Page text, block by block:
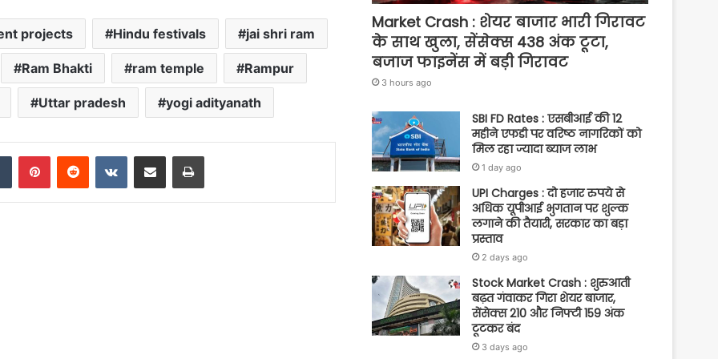
projects Hindu festivals jai shri ram
Ram Bhakti ram temple Rampur
Uttar pradesh yogi adityanath
Tumblr PinterestReddit VKontakteShare via Email Print
Market Crash : शेयर बाजार भारी गिरावट
के साथ खुला, सेंसेक्स 438 अंक टूटा,
बजाज फाइनेंस में बड़ी गिरावट
3 hours ago
SBI FD Rates : एसबीआई की 12
महीने एफडी पर वरिष्ठ नागरिकों को
मिल रहा ज्यादा ब्याज लाभ
1 day ago
UPI Charges : दो हजार रुपये से
अधिक यूपीआई भुगतान पर शुल्क
लगाने की तैयारी, सरकार का बड़ा
प्रस्ताव
2 days ago
Stock Market Crash : शुरुआती
बढ़त गंवाकर गिरा शेयर बाजार,
सेंसेक्स 210 और निफ्टी 159 अंक
टूटकर बंद
3 days ago